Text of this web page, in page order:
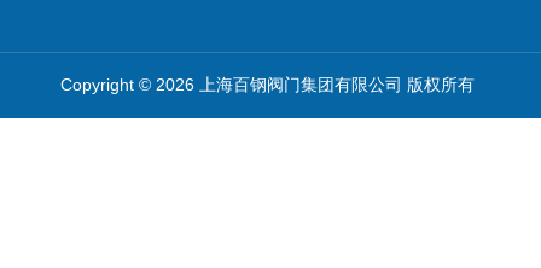
Copyright © 2026 上海百钢阀门集团有限公司 版权所有